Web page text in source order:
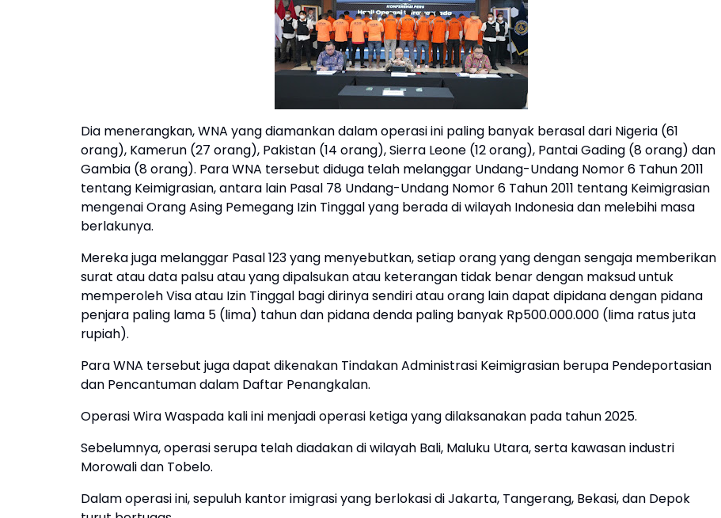
Dia menerangkan, WNA yang diamankan dalam operasi ini paling banyak berasal dari Nigeria (61
orang), Kamerun (27 orang), Pakistan (14 orang), Sierra Leone (12 orang), Pantai Gading (8 orang) dan
Gambia (8 orang). Para WNA tersebut diduga telah melanggar Undang-Undang Nomor 6 Tahun 2011
tentang Keimigrasian, antara lain Pasal 78 Undang-Undang Nomor 6 Tahun 2011 tentang Keimigrasian
mengenai Orang Asing Pemegang Izin Tinggal yang berada di wilayah Indonesia dan melebihi masa
berlakunya.
Mereka juga melanggar Pasal 123 yang menyebutkan, setiap orang yang dengan sengaja memberikan
surat atau data palsu atau yang dipalsukan atau keterangan tidak benar dengan maksud untuk
memperoleh Visa atau Izin Tinggal bagi dirinya sendiri atau orang lain dapat dipidana dengan pidana
penjara paling lama 5 (lima) tahun dan pidana denda paling banyak Rp500.000.000 (lima ratus juta
rupiah).
Para WNA tersebut juga dapat dikenakan Tindakan Administrasi Keimigrasian berupa Pendeportasian
dan Pencantuman dalam Daftar Penangkalan.
Operasi Wira Waspada kali ini menjadi operasi ketiga yang dilaksanakan pada tahun 2025.
Sebelumnya, operasi serupa telah diadakan di wilayah Bali, Maluku Utara, serta kawasan industri
Morowali dan Tobelo.
Dalam operasi ini, sepuluh kantor imigrasi yang berlokasi di Jakarta, Tangerang, Bekasi, dan Depok